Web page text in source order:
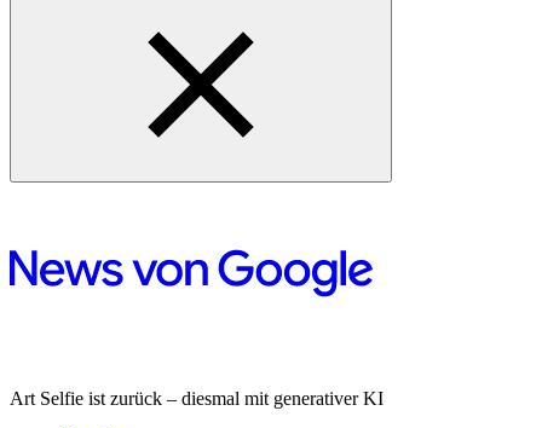
Art Selfie ist zurück – diesmal mit generativer KI